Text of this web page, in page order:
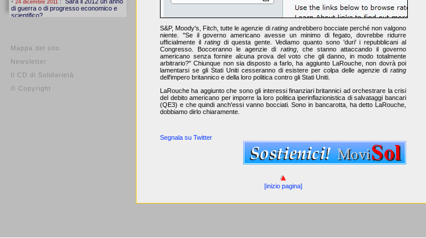
Mappa del sito
Newsletter
Il CD di Solidarietà
© Copyright
S&P, Moody's, Fitch, tutte le agenzie di ratingandrebbero bocciate perché non valgono
niente. "Se il governo americano avesse un minimo di fegato, dovrebbe ridurre
ufficialmente il ratingdi questa gente. Vediamo quanto sono 'duri' i repubblicani al
Congresso. Bocceranno le agenzie di rating, che stanno attaccando il governo
americano senza fornire alcuna prova del voto che gli danno, in modo totalmente
arbitrario?" Chiunque non sia disposto a farlo, ha aggiunto LaRouche, non dovrà poi
lamentarsi se gli Stati Uniti cesseranno di esistere per colpa delle agenzie di rating
dell'impero britannico e della loro politica contro gli Stati Uniti.
LaRouche ha aggiunto che sono gli interessi finanziari britannici ad orchestrare la crisi
del debito americano per imporre la loro politica iperinflazionistica di salvataggi bancari
(QE3) e che quindi anch'essi vanno bocciati. Sono in bancarotta, ha detto LaRouche,
dobbiamo dirlo chiaramente.
Segnala su Twitter
[inizio pagina]